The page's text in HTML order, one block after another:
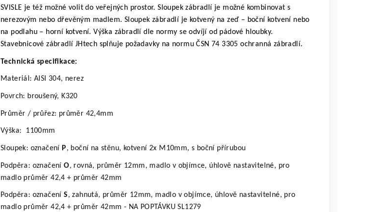
SVISLE je též možné volit do veřejných prostor. Sloupek zábradlí je možné kombinovat s
nerezovým nebo dřevěným madlem. Sloupek zábradlí je kotvený na zeď – boční kotvení nebo
na podlahu – horní kotvení. Výška zábradlí dle normy se odvíjí od pádové hloubky.
Stavebnicové zábradlí JHtech splňuje požadavky na normu ČSN 74 3305 ochranná zábradlí.
Technická specifikace:
Materiál: AISI 304, nerez
Povrch: broušený, K320
Průměr / průřez: průměr 42,4mm
Výška: 1100mm
Sloupek: označení P, boční na stěnu, kotvení 2x M10mm, s boční přírubou
Podpěra: označeníO, rovná, průměr 12mm, madlo v objímce, úhlově nastavitelné, pro
madlo průměr 42,4 + průměr 42mm
Podpěra: označeníS, zahnutá, průměr 12mm, madlo v objímce, úhlově nastavitelné, pro
madlo průměr 42,4 + průměr 42mm - NA POPTÁVKU SL1279